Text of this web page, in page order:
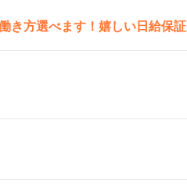
き方選べます！嬉しい日給保証